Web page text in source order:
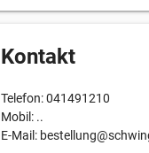
Kontakt
Telefon: 041491210
Mobil: ..
E-Mail: